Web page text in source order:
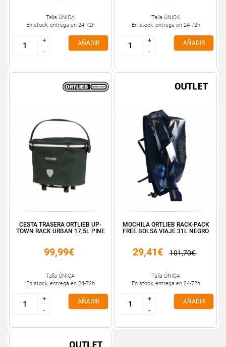
Talla ÚNICA
En stock, entrega en 24-72h
+
-
+
-
AÑADIR
Talla ÚNICA
En stock, entrega en 24-72h
+
-
+
-
AÑADIR
CESTA TRASERA ORTLIEB UP-
TOWN RACK URBAN 17,5L PINE
99,99€
Talla ÚNICA
En stock, entrega en 24-72h
+
-
+
-
AÑADIR
MOCHILA ORTLIEB RACK-PACK
FREE BOLSA VIAJE 31L NEGRO
29,41€ 101,70€
Talla ÚNICA
En stock, entrega en 24-72h
+
-
+
-
AÑADIR